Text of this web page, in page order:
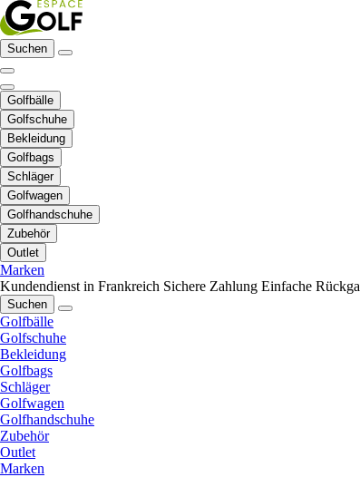
Suchen
Golfbälle
Golfschuhe
Bekleidung
Golfbags
Schläger
Golfwagen
Golfhandschuhe
Zubehör
Outlet
Marken
Kundendienst in Frankreich Sichere Zahlung Einfache
Suchen
Golfbälle
Golfschuhe
Bekleidung
Golfbags
Schläger
Golfwagen
Golfhandschuhe
Zubehör
Outlet
Marken